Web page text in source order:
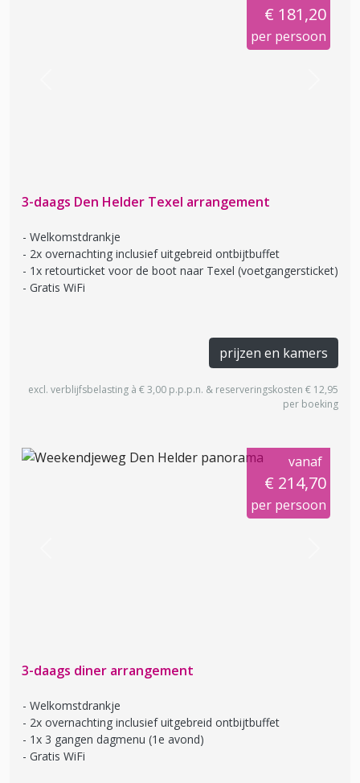
€ 181,20
per persoon
3-daags Den Helder Texel arrangement
Welkomstdrankje
2x overnachting inclusief uitgebreid ontbijtbuffet
1x retourticket voor de boot naar Texel (voetgangersticket)
Gratis WiFi
prijzen en kamers
excl. verblijfsbelasting à € 3,00 p.p.p.n. & reserveringskosten € 12,95
per boeking
vanaf
€ 214,70
per persoon
3-daags diner arrangement
Welkomstdrankje
2x overnachting inclusief uitgebreid ontbijtbuffet
1x 3 gangen dagmenu (1e avond)
Gratis WiFi